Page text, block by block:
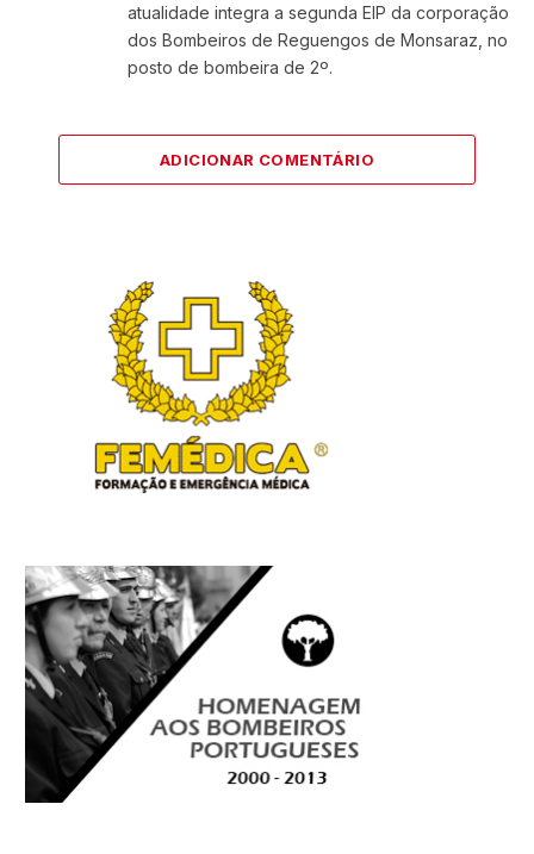
atualidade integra a segunda EIP da corporação
dos Bombeiros de Reguengos de Monsaraz, no
posto de bombeira de 2º.
ADICIONAR COMENTÁRIO